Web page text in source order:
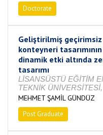
Doctorate
Geliştirilmiş
konteyneri
dinamik etki altında
tasarımı
LİSANSÜSTÜ EĞİTİM
TEKNİK
MEHMET ŞAMİL GÜNDÜZ
Post Graduate